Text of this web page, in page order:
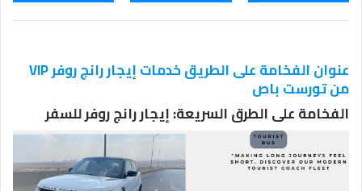
عنوان الفخامة على الطريق خدمات إيجار رانج روفر VIP
من تورست باص
الفخامة على الطرق السريعة: إيجار رانج روفر للسفر